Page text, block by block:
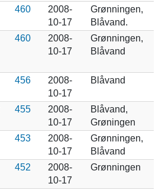
460
2008-
10-17
Grønningen,
Blåvand.
460
2008-
10-17
Grønningen,
Blåvand
456
2008-
10-17
Blåvand
455
2008-
10-17
Blåvand,
Grøningen
453
2008-
10-17
Grønningen,
Blåvand
452
2008-
10-17
Grønningen